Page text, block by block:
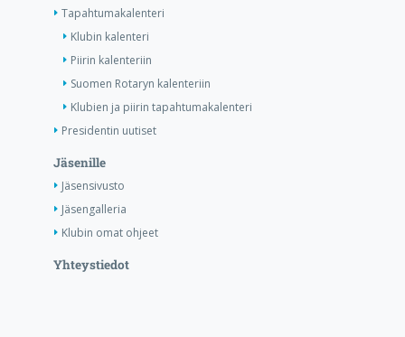
Tapahtumakalenteri
Klubin kalenteri
Piirin kalenteriin
Suomen Rotaryn kalenteriin
Klubien ja piirin tapahtumakalenteri
Presidentin uutiset
Jäsenille
Jäsensivusto
Jäsengalleria
Klubin omat ohjeet
Yhteystiedot